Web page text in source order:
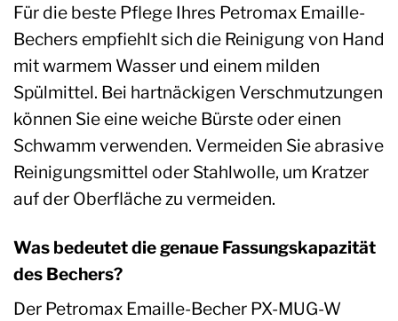
Für die beste Pflege Ihres Petromax Emaille-
Bechers empfiehlt sich die Reinigung von Hand
mit warmem Wasser und einem milden
Spülmittel. Bei hartnäckigen Verschmutzungen
können Sie eine weiche Bürste oder einen
Schwamm verwenden. Vermeiden Sie abrasive
Reinigungsmittel oder Stahlwolle, um Kratzer
auf der Oberfläche zu vermeiden.
Was bedeutet die genaue Fassungskapazität
des Bechers?
Der Petromax Emaille-Becher PX-MUG-W